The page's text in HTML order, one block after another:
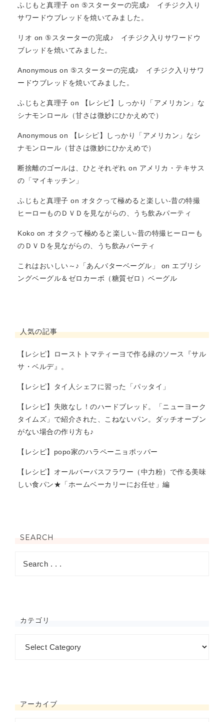
ふじもと真理子 on ⑤スターターの完成♪ イチジク入り
サワードウブレッドを焼いてみました。
リオ on ⑤スターターの完成♪ イチジク入りサワードウ
ブレッドを焼いてみました。
Anonymous on ⑤スターターの完成♪ イチジク入りサワ
ードウブレッドを焼いてみました。
ふじもと真理子 on
【レシピ】しっかり「アメリカン」な
シナモンロール（甘さは微妙にひかえめで）
Anonymous on
【レシピ】しっかり「アメリカン」なシ
ナモンロール（甘さは微妙にひかえめで）
断捨離のゴールは、ひとそれぞれ on アメリカ・テキサス
の「マイキッチン」
ふじもと真理子 on オタクって極めると楽しい-昔の特撮
ヒーローものＤＶＤを見ながらの、うち飲みパーティ
Koko on オタクって極めると楽しい-昔の特撮ヒーローも
のＤＶＤを見ながらの、うち飲みパーティ
これはおいしい～♪「あんバターベーグル」 on エブリシ
ングベーグル＆ゼロカーボ（糖質ゼロ）ベーグル
人気の記事
【レシピ】ローストトマティーヨで作る緑のソース『サル
サ・ベルデ』。
【レシピ】タイ人シェフに習った「パッタイ」
【レシピ】失敗なし！のハードブレッド。「ニューヨーク
タイムズ」で紹介された、こねないパン。ダッチオーブン
がない場合の作り方も♪
【レシピ】popo家のハラペーニョポッパー
【レシピ】オールパーパスフラワー（中力粉）で作る美味
しい食パン★「ホームベーカリーにお任せ」編
SEARCH
カテゴリ
アーカイブ